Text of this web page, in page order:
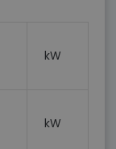
kW
kW